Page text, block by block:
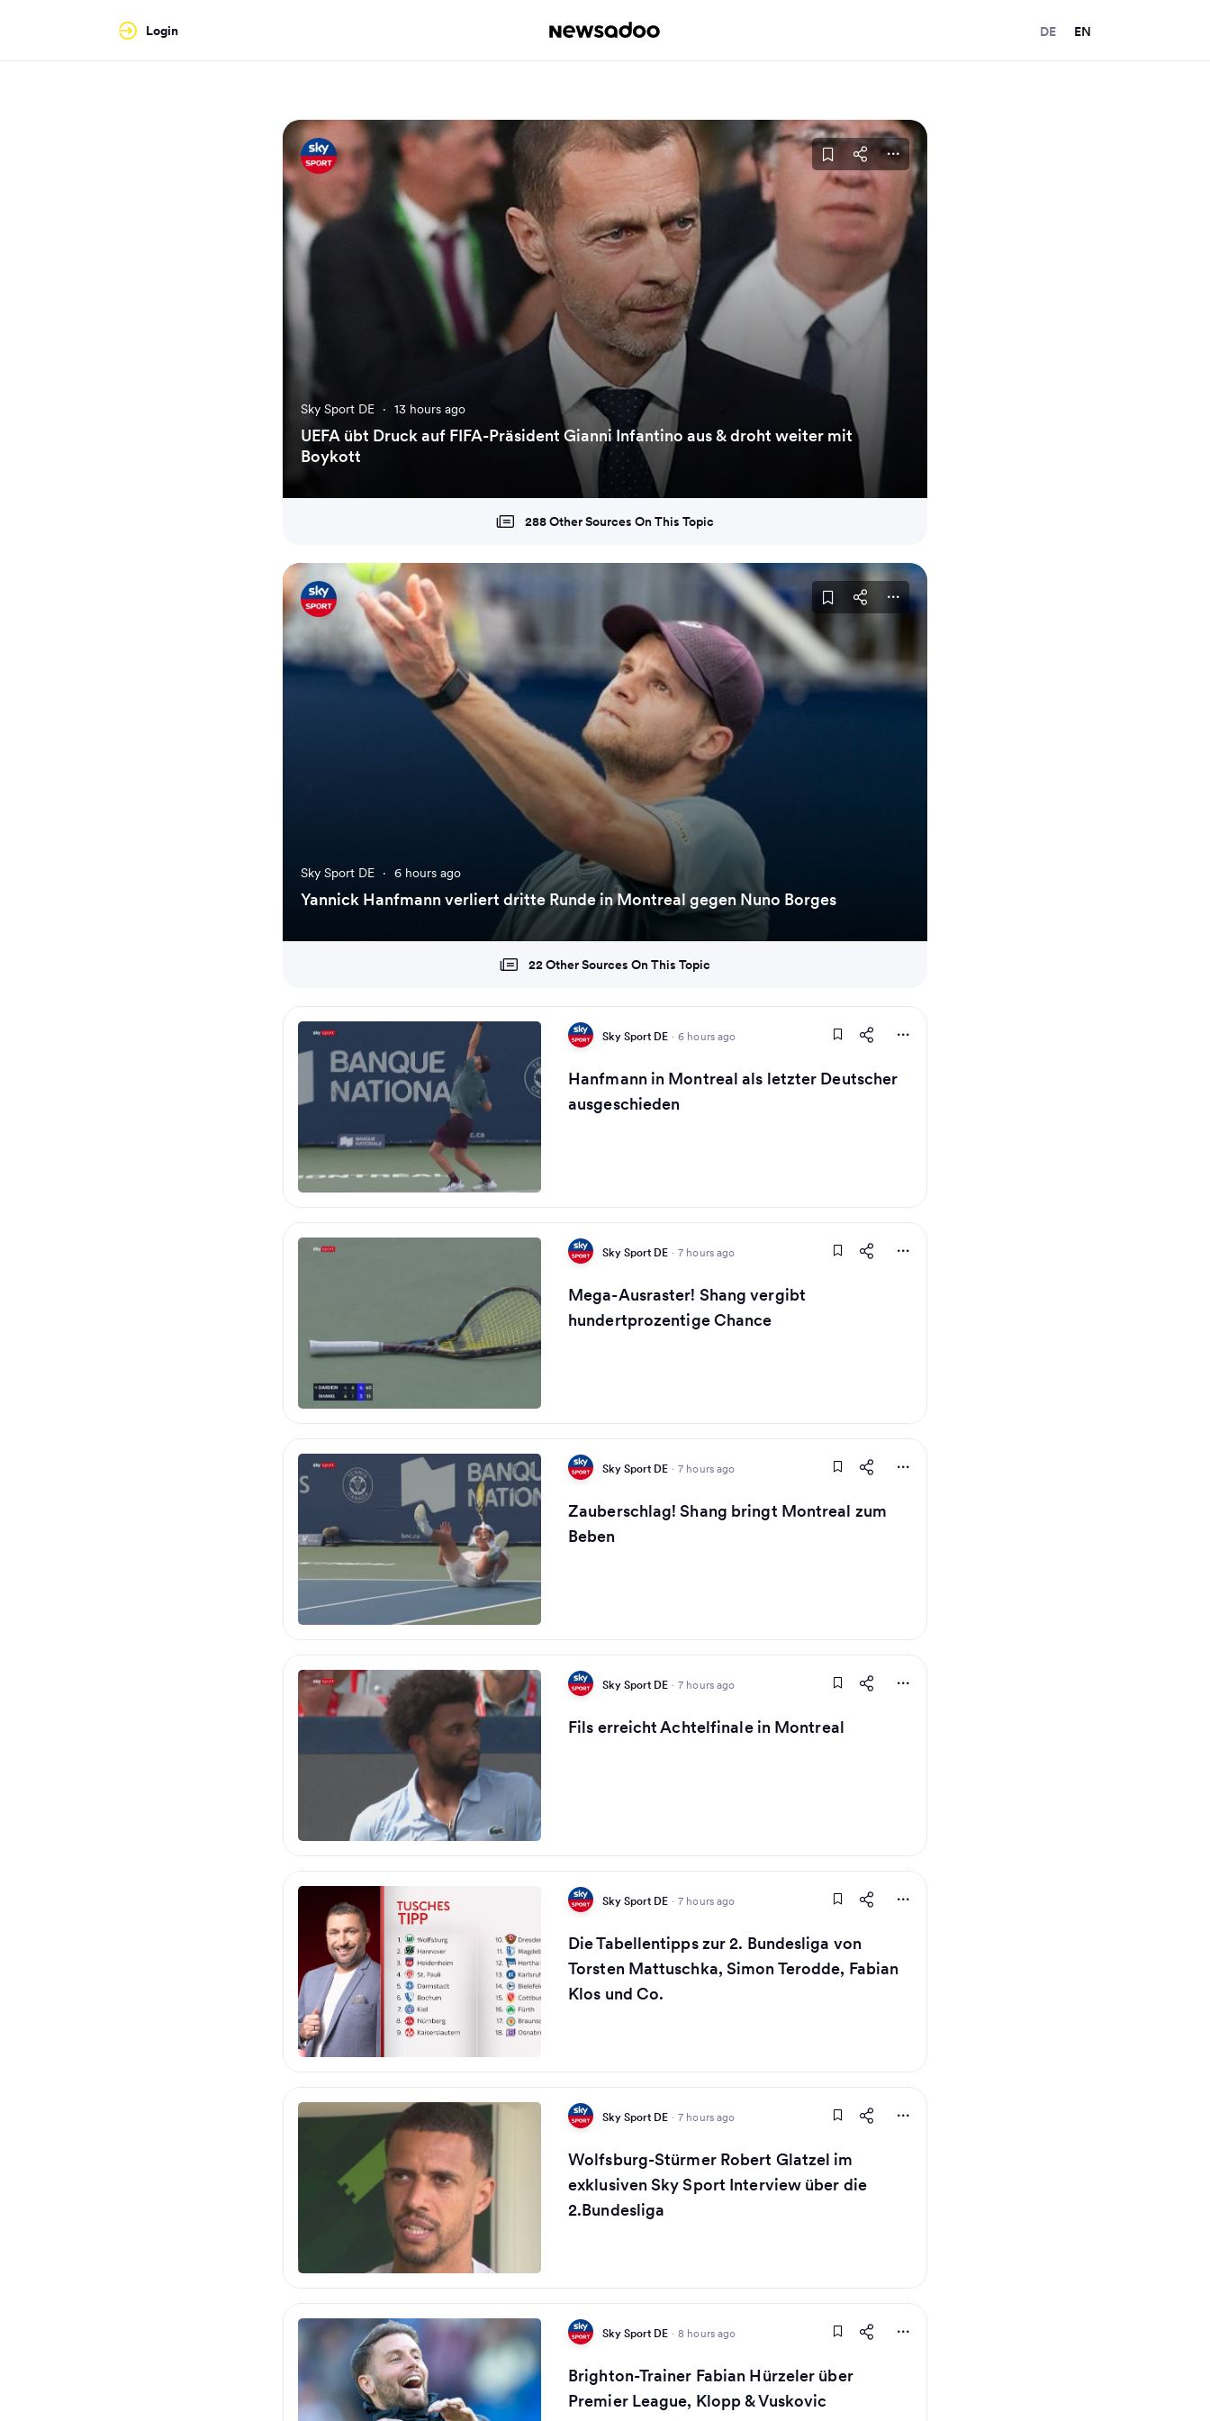
Login DE EN
Sky Sport DE · 13 hours ago
UEFA übt Druck auf FIFA-Präsident Gianni Infantino aus & droht weiter mit
Boykott
288 Other Sources On This Topic
Sky Sport DE · 6 hours ago
Yannick Hanfmann verliert dritte Runde in Montreal gegen Nuno Borges
22 Other Sources On This Topic
Sky Sport DE · 6 hours ago
Hanfmann in Montreal als letzter Deutscher
ausgeschieden
Sky Sport DE · 7 hours ago
Mega-Ausraster! Shang vergibt
hundertprozentige Chance
Sky Sport DE · 7 hours ago
Zauberschlag! Shang bringt Montreal zum
Beben
Sky Sport DE · 7 hours ago
Fils erreicht Achtelfinale in Montreal
Sky Sport DE · 7 hours ago
Die Tabellentipps zur 2. Bundesliga von
Torsten Mattuschka, Simon Terodde, Fabian
Klos und Co.
Sky Sport DE · 7 hours ago
Wolfsburg-Stürmer Robert Glatzel im
exklusiven Sky Sport Interview über die
2.Bundesliga
Sky Sport DE · 8 hours ago
Brighton-Trainer Fabian Hürzeler über
Premier League, Klopp & Vuskovic